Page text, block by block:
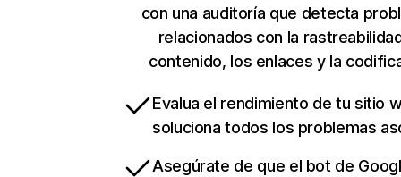
con una auditoría que detecta
relacionados con la
contenido, los enlaces y la
Evalua el rendimiento de tu sitio
soluciona todos los problemas
Asegúrate de que el bot de